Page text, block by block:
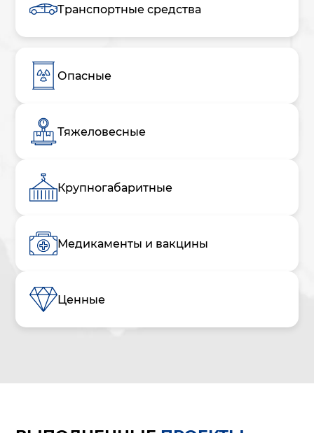
Транспортные средства
Опасные
Тяжеловесные
Крупногабаритные
Медикаменты и вакцины
Ценные